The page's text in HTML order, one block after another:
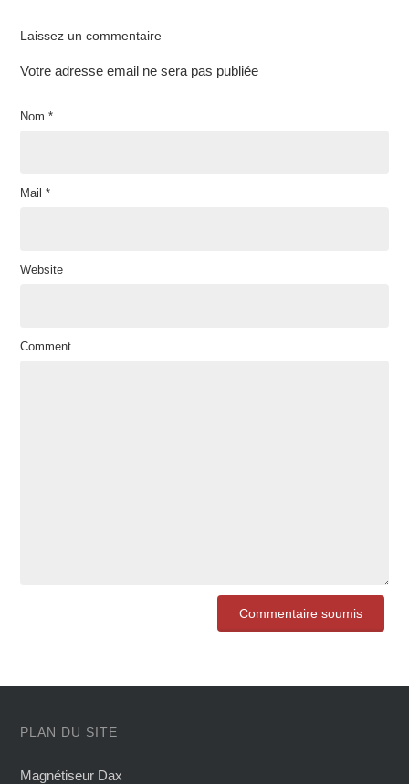
Laissez un commentaire
Votre adresse email ne sera pas publiée
Nom*
Mail*
Website
Comment
PLAN DU SITE
Magnétiseur Dax